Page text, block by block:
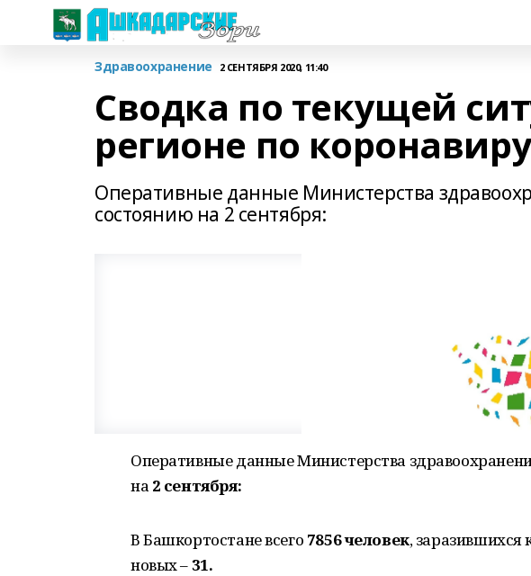
Здравоохранение 2 СЕНТЯБРЯ 2020, 11:40
Сводка по текущей
регионе по
Оперативные данные Министерства
состоянию на 2 сентября:
Оперативные данные Министерства
на 2 сентября:
В Башкортостане всего 7856 человек, заразившихся
новых – 31.